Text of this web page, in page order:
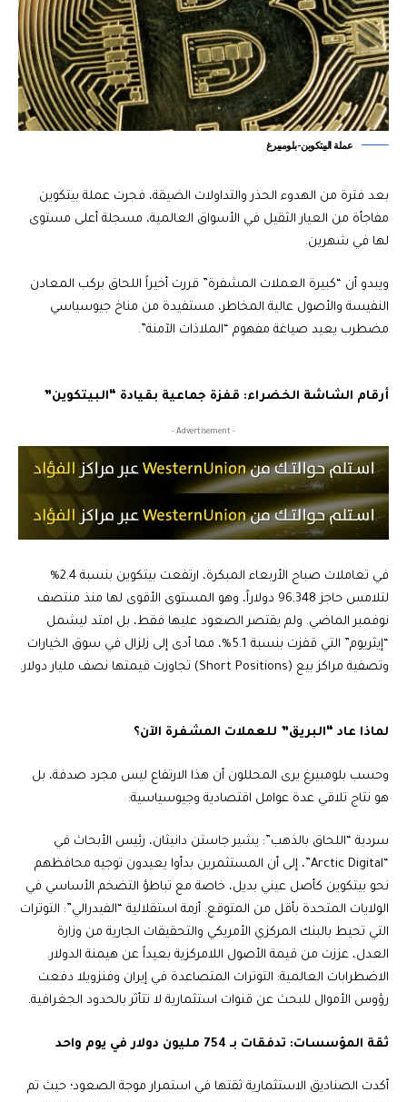
عملة البيتكوين-بلومبيرغ
بعد فترة من الهدوء الحذر والتداولات الضيقة، فجرت عملة بيتكوين
مفاجأة من العيار الثقيل في الأسواق العالمية، مسجلة أعلى مستوى
لها في شهرين.
ويبدو أن “كبيرة العملات المشفرة” قررت أخيراً اللحاق بركب المعادن
النفيسة والأصول عالية المخاطر، مستفيدة من مناخ جيوسياسي
مضطرب يعيد صياغة مفهوم “الملاذات الآمنة”.
أرقام الشاشة الخضراء: قفزة جماعية بقيادة “البيتكوين”
- Advertisement -
في تعاملات صباح الأربعاء المبكرة، ارتفعت بيتكوين بنسبة 2.4%
لتلامس حاجز 96,348 دولاراً، وهو المستوى الأقوى لها منذ منتصف
نوفمبر الماضي. ولم يقتصر الصعود عليها فقط، بل امتد ليشمل
“إيثريوم” التي قفزت بنسبة 5.1%، مما أدى إلى زلزال في سوق الخيارات
وتصفية مراكز بيع (Short Positions) تجاوزت قيمتها نصف مليار دولار.
لماذا عاد “البريق” للعملات المشفرة الآن؟
وحسب بلومبيرغ يرى المحللون أن هذا الارتفاع ليس مجرد صدفة، بل
هو نتاج تلاقي عدة عوامل اقتصادية وجيوسياسية:
سردية “اللحاق بالذهب”: يشير جاستن دانيثان، رئيس الأبحاث في
“Arctic Digital”، إلى أن المستثمرين بدأوا يعيدون توجيه محافظهم
نحو بيتكوين كأصل عيني بديل، خاصة مع تباطؤ التضخم الأساسي في
الولايات المتحدة بأقل من المتوقع. أزمة استقلالية “الفيدرالي”: التوترات
التي تحيط بالبنك المركزي الأمريكي والتحقيقات الجارية من وزارة
العدل، عززت من قيمة الأصول اللامركزية بعيداً عن هيمنة الدولار.
الاضطرابات العالمية: التوترات المتصاعدة في إيران وفنزويلا دفعت
رؤوس الأموال للبحث عن قنوات استثمارية لا تتأثر بالحدود الجغرافية.
ثقة المؤسسات: تدفقات بـ 754 مليون دولار في يوم واحد
أكدت الصناديق الاستثمارية ثقتها في استمرار موجة الصعود؛ حيث تم